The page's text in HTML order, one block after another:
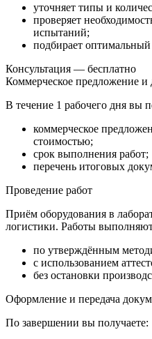
уточняет типы и
проверяет
испытаний;
подбирает
Консультация — бесплатно
Коммерческое предложение и
В течение 1 рабочего дня вы
коммерческое
стоимостью;
срок выполнения работ;
перечень итоговых
Проведение работ
Приём оборудования в
логистики. Работы
по утверждённым
с использованием
без остановки
Оформление и передача
По завершении вы получаете: